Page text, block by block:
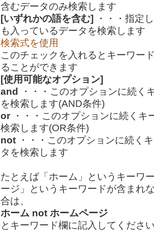
含むデータのみ検索します
[いずれかの語を含む]
・・・指定
も入っているデータを検索します
検索式を使用
このチェックを入れるとキーワー
ることができます
[使用可能なオプション]
and
・・・このオプションに続く
を検索します(AND条件)
or ・・・このオプションに続くキ
検索します(OR条件)
not ・・・このオプションに続く
タを検索します
たとえば「ホーム」というキーワ
ージ」というキーワードが含まれ
合は、
ホーム not ホームページ
とキーワード欄に記入してくださ